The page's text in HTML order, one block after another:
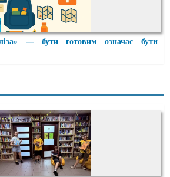
— бути готовим означає бути